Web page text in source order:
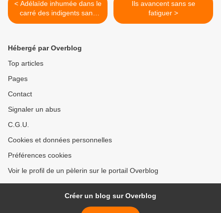
< Adélaïde inhumée dans le
carré des indigents sans
plaque ni pierre tombale
Ils avancent sans se
fatiguer >
Hébergé par Overblog
Top articles
Pages
Contact
Signaler un abus
C.G.U.
Cookies et données personnelles
Préférences cookies
Voir le profil de un pèlerin sur le portail Overblog
Créer un blog sur Overblog